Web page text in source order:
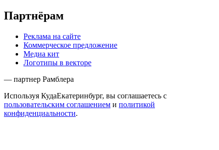
Партнёрам
Реклама на сайте
Коммерческое предложение
Медиа кит
Логотипы в векторе
— партнер Рамблера
Используя КудаЕкатеринбург, вы соглашаетесь с
пользовательским соглашением и политикой
конфиденциальности.